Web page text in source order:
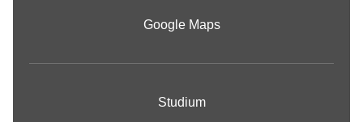
Google Maps
Studium